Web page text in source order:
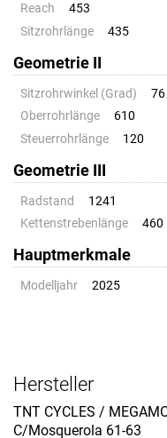
Reach
453
Sitzrohrlänge
435
Geometrie II
Sitzrohrwinkel (Grad)
76
Oberrohrlänge
610
Steuerrohrlänge
120
Geometrie III
Radstand
1241
Kettenstrebenlänge
460
Hauptmerkmale
Modelljahr 2025
Hersteller
TNT CYCLES /
C/Mosquerola 61-63